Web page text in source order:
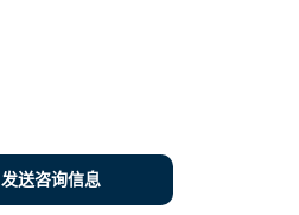
发送咨询信息